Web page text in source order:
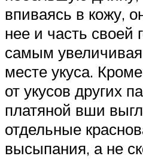
впиваясь в кожу,
нее и часть своей
самым увеличивая
месте укуса.
от укусов других
платяной вши
отдельные
высыпания, а не